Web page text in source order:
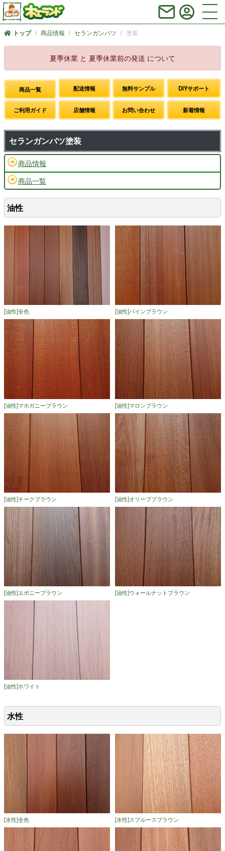
トップ 商品情報 セランガンバツ 塗装
夏季休業 と 夏季休業前の発送 について
商品一覧 配送情報 無料サンプル DIYサポート
ご利用ガイド 店舗情報 お問い合わせ 新着情報
セランガンバツ塗装
商品情報
商品一覧
油性
[油性]全色 [油性]パインブラウン
[油性]マホガニーブラウン [油性]マロンブラウン
[油性]チークブラウン [油性]オリーブブラウン
[油性]エボニーブラウン [油性]ウォールナットブラウン
[油性]ホワイト
水性
[水性]全色 [水性]スプルースブラウン